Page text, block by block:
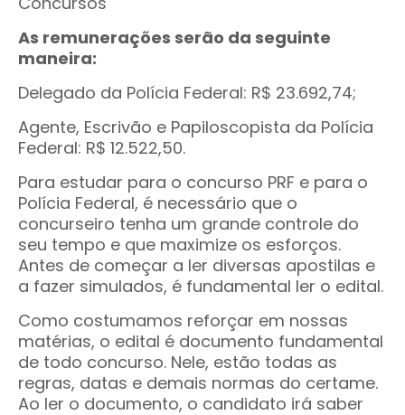
As remunerações serão da seguinte
maneira:
Delegado da Polícia Federal: R$ 23.692,74;
Agente, Escrivão e Papiloscopista da Polícia
Federal: R$ 12.522,50.
Para estudar para o concurso PRF e para o
Polícia Federal, é necessário que o
concurseiro tenha um grande controle do
seu tempo e que maximize os esforços.
Antes de começar a ler diversas apostilas e
a fazer simulados, é fundamental ler o edital.
Como costumamos reforçar em nossas
matérias, o edital é documento fundamental
de todo concurso. Nele, estão todas as
regras, datas e demais normas do certame.
Ao ler o documento, o candidato irá saber